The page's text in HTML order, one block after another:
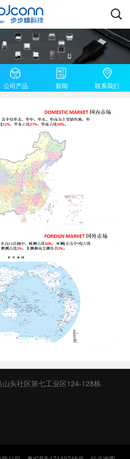
公司产品 新闻 联系我们
头社区第七工业区124-128栋